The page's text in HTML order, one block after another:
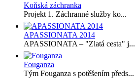
Koňská záchranka
Projekt 1. Záchranné služby ko...
APASSIONATA 2014
APASSIONATA – "Zlatá cesta" j...
Fouganza
Tým Fouganza s potěšením předs...